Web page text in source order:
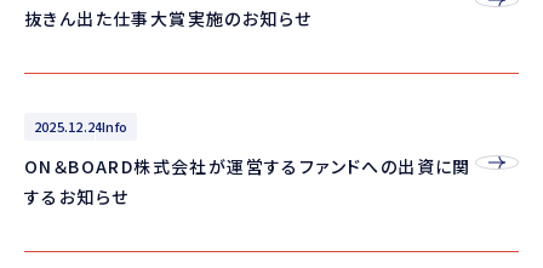
抜きん出た仕事大賞実施のお知らせ
2025.12.24Info
ON＆BOARD株式会社が運営するファンドへの出資に関
するお知らせ